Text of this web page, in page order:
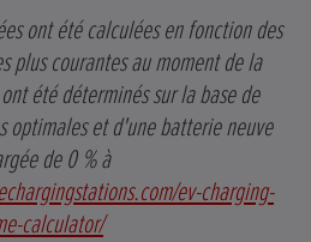
ont été calculées en fonction des
plus courantes au moment de la
été déterminés sur la base de
optimales et d'une batterie neuve
de 0 % à
ev-charging-
calculator/